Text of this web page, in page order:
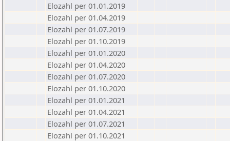
Elozahl per 01.01.2019
Elozahl per 01.04.2019
Elozahl per 01.07.2019
Elozahl per 01.10.2019
Elozahl per 01.01.2020
Elozahl per 01.04.2020
Elozahl per 01.07.2020
Elozahl per 01.10.2020
Elozahl per 01.01.2021
Elozahl per 01.04.2021
Elozahl per 01.07.2021
Elozahl per 01.10.2021